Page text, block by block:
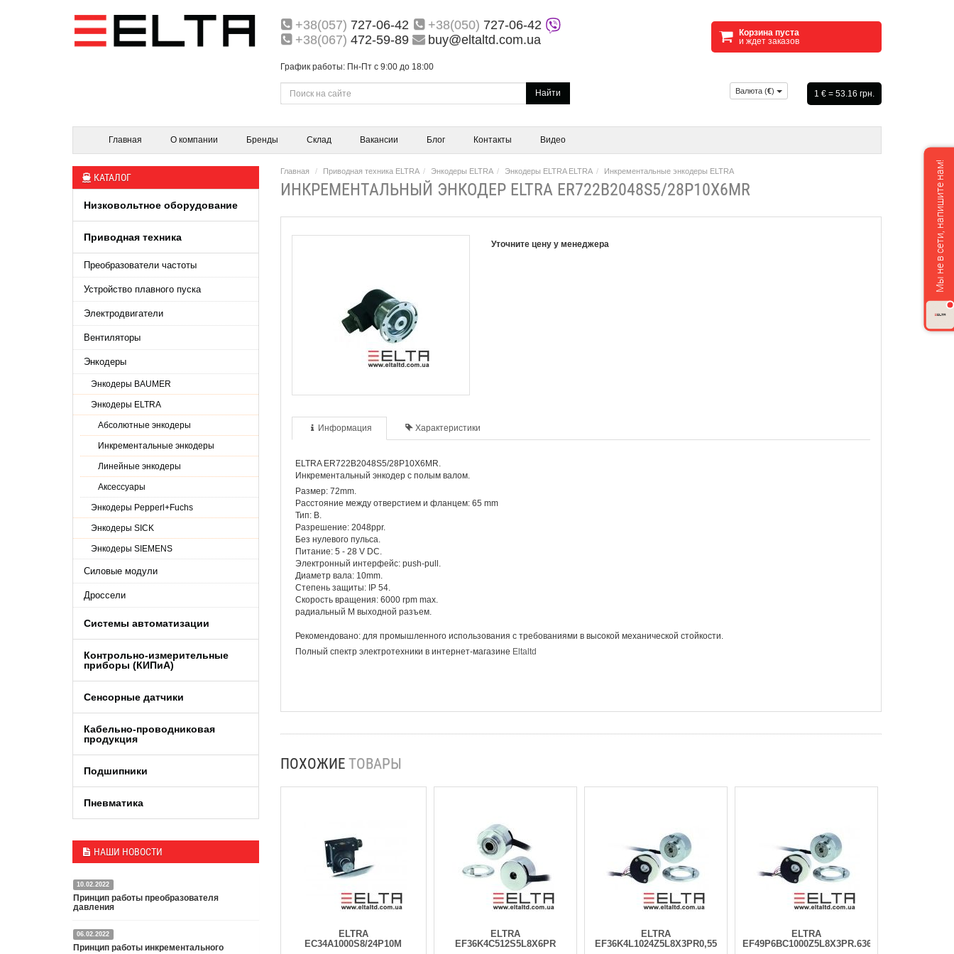
+38(057) 727-06-42 +38(050) 727-06-42
+38(067) 472-59-89 buy@eltaltd.com.ua
График работы: Пн-Пт с 9:00 до 18:00
Корзина пуста
и ждет заказов
Найти Валюта (€) 1 € = 53.16 грн.
Главная О компании Бренды Склад Вакансии Блог Контакты Видео
КАТАЛОГ
Низковольтное оборудование
Приводная техника
Преобразователи частоты
Устройство плавного пуска
Электродвигатели
Вентиляторы
Энкодеры
Энкодеры BAUMER
Энкодеры ELTRA
Абсолютные энкодеры
Инкрементальные энкодеры
Линейные энкодеры
Аксессуары
Энкодеры Pepperl+Fuchs
Энкодеры SICK
Энкодеры SIEMENS
Силовые модули
Дроссели
Системы автоматизации
Контрольно-измерительные
приборы (КИПиA)
Сенсорные датчики
Кабельно-проводниковая
продукция
Подшипники
Пневматика
НАШИ НОВОСТИ
10.02.2022
Принцип работы преобразователя
давления
Датчик или преобразователь давления — это
специальное устройство, преобразующее
06.02.2022
Принцип работы инкрементального
Главная Приводная техника ELTRA Энкодеры ELTRA Энкодеры ELTRA ELTRA Инкрементальные энкодеры ELTRA
ИНКРЕМЕНТАЛЬНЫЙ ЭНКОДЕР ELTRA ER722B2048S5/28P10X6MR
Уточните цену у менеджера
Информация Характеристики
ELTRA ER722B2048S5/28P10X6MR.
Инкрементальный энкодер с полым валом.
Размер: 72mm.
Расстояние между отверстием и фланцем: 65 mm
Тип: B.
Разрешение: 2048ppr.
Без нулевого пульса.
Питание: 5 - 28 V DC.
Электронный интерфейс: push-pull.
Диаметр вала: 10mm.
Степень защиты: IP 54.
Скорость вращения: 6000 rpm max.
радиальный M выходной разъем.
Рекомендовано: для промышленного использования с требованиями в высокой механической стойкости.
Полный спектр электротехники в интернет-магазине Eltaltd
ПОХОЖИЕ ТОВАРЫ
ELTRA
EC34A1000S8/24P10M
ELTRA
EF36K4C512S5L8X6PR
ELTRA
EF36K4L1024Z5L8X3PR0,55
ELTRA
EF49P6BC1000Z5L8X3PR.636
Мы не в сети, напишите нам!